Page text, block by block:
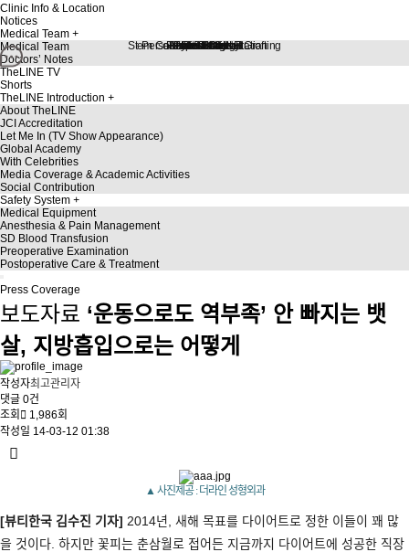
Personalized Consultation
Stem Cell
Stem Cell Liposuction & Grafting
Face & Body Lift
Petit & Lifting
Breast Surgery
LAST Diet
Eyes & Nose
Reviews
About TheLINE
Clinic Info & Location
Notices
Medical Team
Medical Team
Doctors’ Notes
TheLINE TV
Shorts
TheLINE Introduction
About TheLINE
JCI Accreditation
Let Me In (TV Show Appearance)
Global Academy
With Celebrities
Media Coverage & Academic Activities
Social Contribution
Safety System
Medical Equipment
Anesthesia & Pain Management
SD Blood Transfusion
Preoperative Examination
Postoperative Care & Treatment
Press Coverage
보도자료 ‘운동으로도 역부족’ 안 빠지는 뱃
살, 지방흡입으로는 어떻게
작성자최고관리자
댓글 0건
조회
1,986회
작성일 14-03-12 01:38
▲ 사진제공:더라인성형외과
[뷰티한국 김수진 기자] 2014년
새해 목표를 다이어트로 정한 이들이 꽤 많
을 것이다 하지만 꽃피는 춘삼월로 접어든 지금까지 다이어트에 성공한 직장